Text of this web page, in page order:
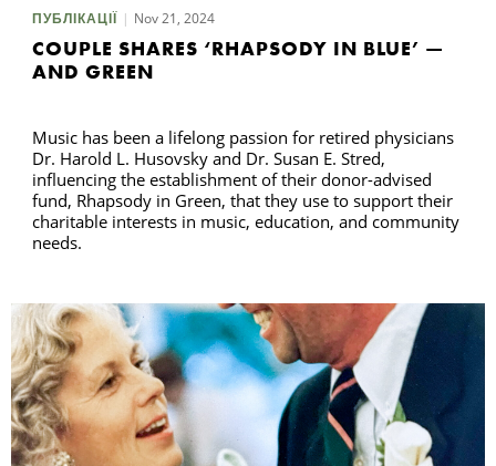
ПУБЛІКАЦІЇ Nov 21, 2024
COUPLE SHARES ‘RHAPSODY IN BLUE’ —
AND GREEN
Music has been a lifelong passion for retired physicians
Dr. Harold L. Husovsky and Dr. Susan E. Stred,
influencing the establishment of their donor-advised
fund, Rhapsody in Green, that they use to support their
charitable interests in music, education, and community
needs.